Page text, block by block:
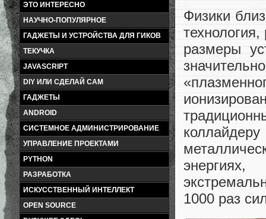
ЭТО ИНТЕРЕСНО
НАУЧНО-ПОПУЛЯРНОЕ
ГАДЖЕТЫ И УСТРОЙСТВА ДЛЯ ГИКОВ
ТЕКУЧКА
JAVASCRIPT
DIY ИЛИ СДЕЛАЙ САМ
ГАДЖЕТЫ
ANDROID
СИСТЕМНОЕ АДМИНИСТРИРОВАНИЕ
УПРАВЛЕНИЕ ПРОЕКТАМИ
PYTHON
РАЗРАБОТКА
ИСКУССТВЕННЫЙ ИНТЕЛЛЕКТ
OPEN SOURCE
Физики
размеры
1000 раз